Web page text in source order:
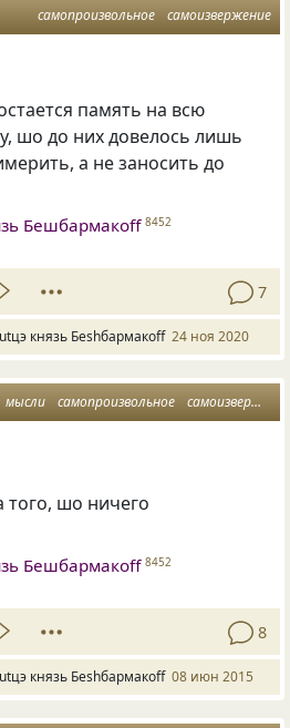
самопроизвольное самоизвержение
память на всю
шо до них довелось лишь
а не заносить до
Бешбармакоff 8452
7
князь Беshбармакоff 24 ноя 2020
мысли самопроизвольное самоизвержение
того, шо ничего
Бешбармакоff 8452
8
князь Беshбармакоff 08 июн 2015